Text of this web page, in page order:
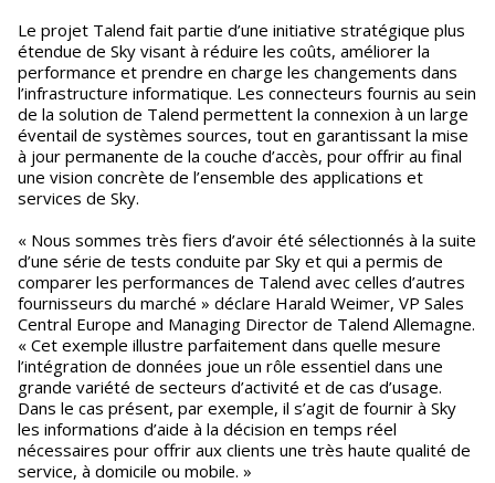
Le projet Talend fait partie d’une initiative stratégique plus
étendue de Sky visant à réduire les coûts, améliorer la
performance et prendre en charge les changements dans
l’infrastructure informatique. Les connecteurs fournis au sein
de la solution de Talend permettent la connexion à un large
éventail de systèmes sources, tout en garantissant la mise
à jour permanente de la couche d’accès, pour offrir au final
une vision concrète de l’ensemble des applications et
services de Sky.
« Nous sommes très fiers d’avoir été sélectionnés à la suite
d’une série de tests conduite par Sky et qui a permis de
comparer les performances de Talend avec celles d’autres
fournisseurs du marché » déclare Harald Weimer, VP Sales
Central Europe and Managing Director de Talend Allemagne.
« Cet exemple illustre parfaitement dans quelle mesure
l’intégration de données joue un rôle essentiel dans une
grande variété de secteurs d’activité et de cas d’usage.
Dans le cas présent, par exemple, il s’agit de fournir à Sky
les informations d’aide à la décision en temps réel
nécessaires pour offrir aux clients une très haute qualité de
service, à domicile ou mobile. »